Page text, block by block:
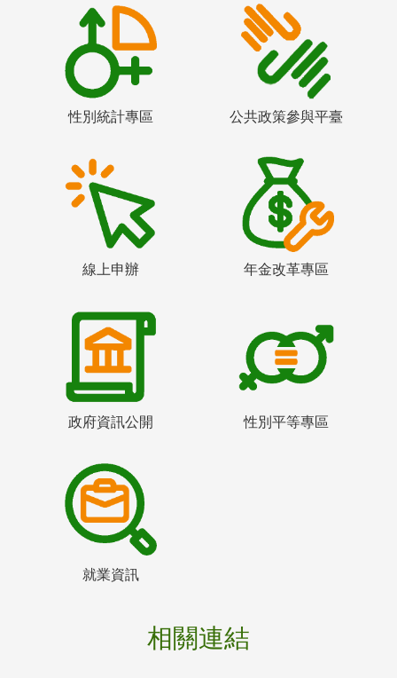
性別統計專區 公共政策參與平臺
線上申辦 年金改革專區
政府資訊公開 性別平等專區
就業資訊
相關連結